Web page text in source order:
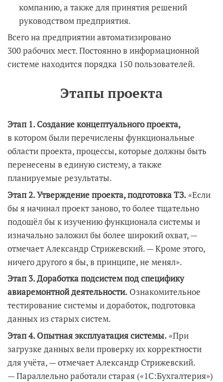
компанию, а также для принятия решений
руководством предприятия.
Всего на предприятии автоматизировано
300 рабочих мест. Постоянно в информационной
системе находится порядка 150 пользователей.
Этапы проекта
Этап 1. Создание концептуального проекта,
в котором были перечислены функциональные
области проекта, процессы, которые должны быть
перенесены в единую систему, а также
планируемые результаты.
Этап 2. Утверждение проекта, подготовка ТЗ.«Если
бы я начинал проект заново, то более тщательно
подошёл бы к изучению функционала системы и
изначально заложил бы более широкий охват, —
отмечает Александр Стрижевский. — Кроме этого,
ничего другого я бы, в принципе, не менял».
Этап 3. Доработка подсистем под специфику
авиаремонтной деятельности. Ознакомительное
тестирование системы и доработок, подготовка
данных из старых систем.
Этап 4. Опытная эксплуатация системы.«При
загрузке данных вели проверку их корректности
для учёта, — отмечает Александр Стрижевский.
— Параллельно работали старая («1С:Бухгалтерия»)